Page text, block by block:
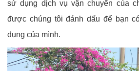
sử dụng dịch vụ vận chuyển của
được chúng tôi đánh dấu để bạn
dụng của mình.